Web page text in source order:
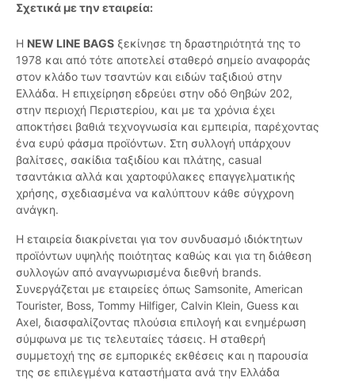
Σχετικά με την εταιρεία:
Η NEW LINE BAGS ξεκίνησε τη δραστηριότητά της το
1978 και από τότε αποτελεί σταθερό σημείο αναφοράς
στον κλάδο των τσαντών και ειδών ταξιδιού στην
Ελλάδα. Η επιχείρηση εδρεύει στην οδό Θηβών 202,
στην περιοχή Περιστερίου, και με τα χρόνια έχει
αποκτήσει βαθιά τεχνογνωσία και εμπειρία, παρέχοντας
ένα ευρύ φάσμα προϊόντων. Στη συλλογή υπάρχουν
βαλίτσες, σακίδια ταξιδίου και πλάτης, casual
τσαντάκια αλλά και χαρτοφύλακες επαγγελματικής
χρήσης, σχεδιασμένα να καλύπτουν κάθε σύγχρονη
ανάγκη.
Η εταιρεία διακρίνεται για τον συνδυασμό ιδιόκτητων
προϊόντων υψηλής ποιότητας καθώς και για τη διάθεση
συλλογών από αναγνωρισμένα διεθνή brands.
Συνεργάζεται με εταιρείες όπως Samsonite, American
Tourister, Boss, Tommy Hilfiger, Calvin Klein, Guess και
Axel, διασφαλίζοντας πλούσια επιλογή και ενημέρωση
σύμφωνα με τις τελευταίες τάσεις. Η σταθερή
συμμετοχή της σε εμπορικές εκθέσεις και η παρουσία
της σε επιλεγμένα καταστήματα ανά την Ελλάδα